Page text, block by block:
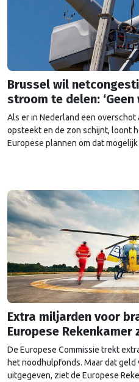
Brussel wil
stroom te delen:
Als er in Nederland een
opsteekt en de zon schijnt, loont
Europese plannen om dat
Extra miljarden voor
Europese
De Europese Commissie trekt
het noodhulpfonds. Maar dat
uitgegeven, ziet de Europese